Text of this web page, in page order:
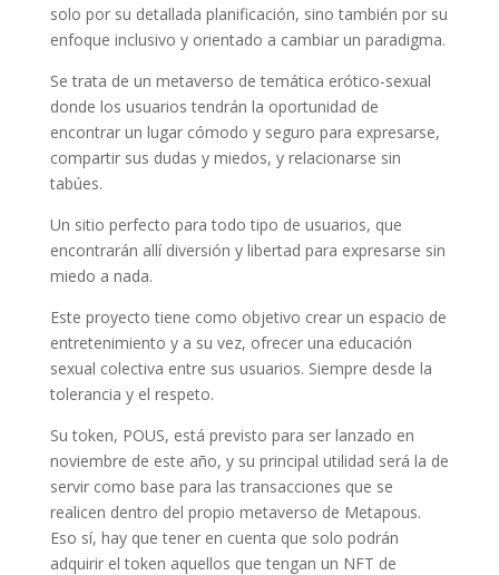
solo por su detallada planificación, sino también por su
enfoque inclusivo y orientado a cambiar un paradigma.
Se trata de un metaverso de temática erótico-sexual
donde los usuarios tendrán la oportunidad de
encontrar un lugar cómodo y seguro para expresarse,
compartir sus dudas y miedos, y relacionarse sin
tabúes.
Un sitio perfecto para todo tipo de usuarios, que
encontrarán allí diversión y libertad para expresarse sin
miedo a nada.
Este proyecto tiene como objetivo crear un espacio de
entretenimiento y a su vez, ofrecer una educación
sexual colectiva entre sus usuarios. Siempre desde la
tolerancia y el respeto.
Su token, POUS, está previsto para ser lanzado en
noviembre de este año, y su principal utilidad será la de
servir como base para las transacciones que se
realicen dentro del propio metaverso de Metapous.
Eso sí, hay que tener en cuenta que solo podrán
adquirir el token aquellos que tengan un NFT de